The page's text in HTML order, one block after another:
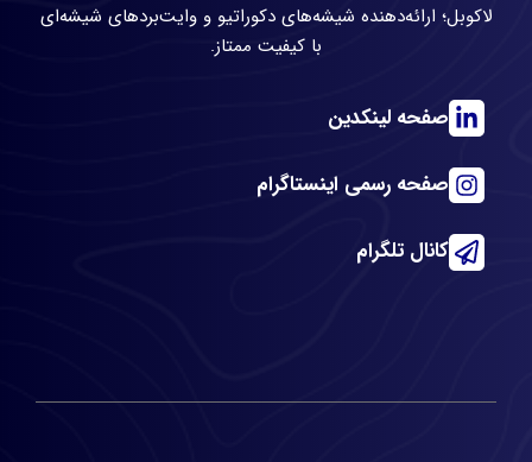
لاکوبل؛ ارائه‌دهنده شیشه‌های دکوراتیو و وایت‌بردهای شیشه‌ای
با کیفیت ممتاز.
صفحه لینکدین
صفحه رسمی اینستاگرام
کانال تلگرام